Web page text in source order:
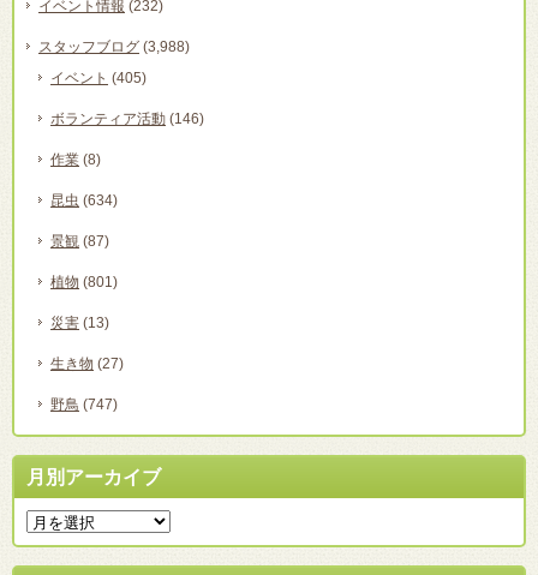
イベント情報 (232)
スタッフブログ (3,988)
イベント (405)
ボランティア活動 (146)
作業 (8)
昆虫 (634)
景観 (87)
植物 (801)
災害 (13)
生き物 (27)
野鳥 (747)
月別アーカイブ